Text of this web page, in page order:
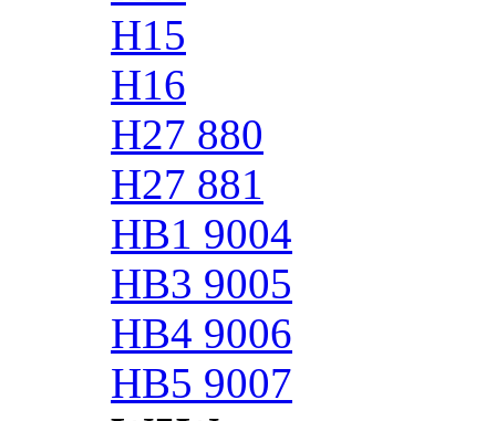
H15
H16
H27 880
H27 881
HB1 9004
HB3 9005
HB4 9006
HB5 9007